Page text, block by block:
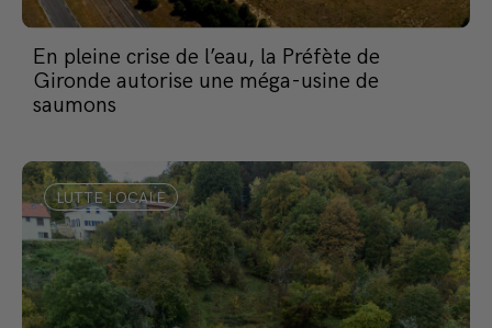
En pleine crise de l’eau, la Préfète de
Gironde autorise une méga-usine de
saumons
LUTTE LOCALE